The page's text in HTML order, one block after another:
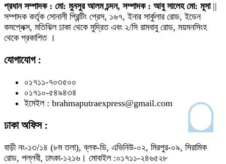
প্রধান সম্পাদক : মো: মুনসুর আলম চন্দন, সম্পাদক : আবু সালেহ মো: মূসা||
সম্পাদক কর্তৃক সোনালী প্রিন্টিং প্রেস, ১৬৭, ইনার সার্কুলার রোড, ইডেন
কমপ্লেক্স, মতিঝিল ঢাকা থেকে মুদ্রিত এবং ২/সি রামবাবু রোড, ময়মনসিংহ
থেকে প্রকাশিত ।
যোগাযোগ :
০১৭১১-৭০৩৫০০
০১৭১০-৫৪৯৪৩৪
ইমেইল : brahmaputraexpress@gmail.com
ঢাকা অফিস :
বাড়ী নং-১৩/১৪ (৮ম তলা), ব্লক-ডি, এভিনিউ-০২, মিরপুর-০৯, সিরামিক
রোড, পল্লবী, ঢাৎকা-১২১৬। মোবাইল :০১৭১১-২৪৬৫২৮